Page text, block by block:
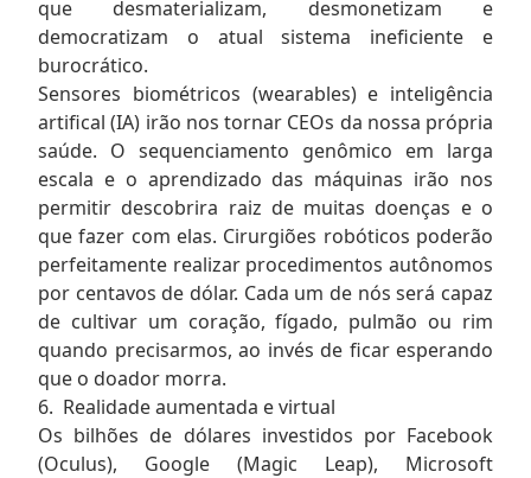
que desmaterializam, desmonetizam e
democratizam o atual sistema ineficiente e
burocrático.
Sensores biométricos (wearables) e inteligência
artifical (IA) irão nos tornar CEOs da nossa própria
saúde. O sequenciamento genômico em larga
escala e o aprendizado das máquinas irão nos
permitir descobrira raiz de muitas doenças e o
que fazer com elas. Cirurgiões robóticos poderão
perfeitamente realizar procedimentos autônomos
por centavos de dólar. Cada um de nós será capaz
de cultivar um coração, fígado, pulmão ou rim
quando precisarmos, ao invés de ficar esperando
que o doador morra.
6. Realidade aumentada e virtual
Os bilhões de dólares investidos por Facebook
(Oculus), Google (Magic Leap), Microsoft